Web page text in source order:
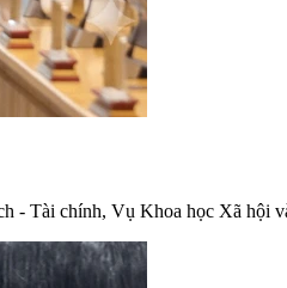
- Tài chính, Vụ Khoa học Xã